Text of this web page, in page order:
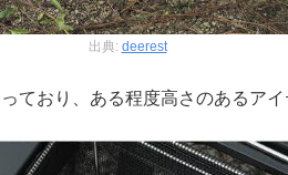
出典: deerest
ており、ある程度高さのあるアイ